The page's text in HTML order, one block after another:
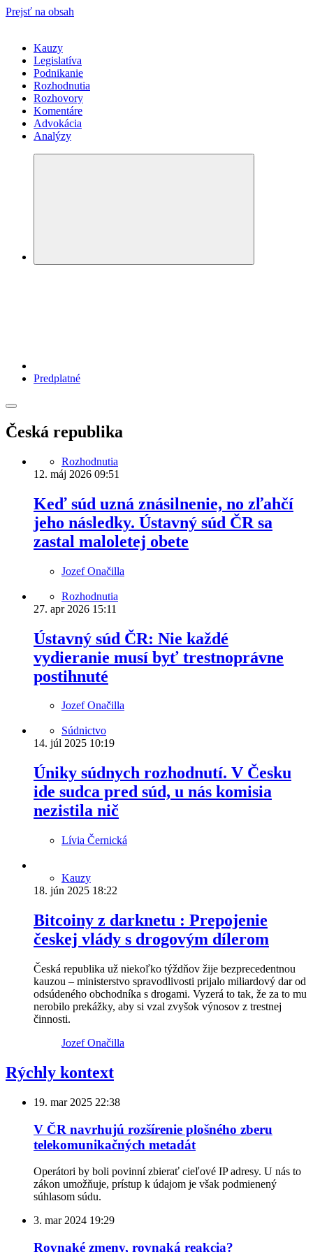
Prejsť na obsah
Kauzy
Legislatíva
Podnikanie
Rozhodnutia
Rozhovory
Komentáre
Advokácia
Analýzy
Predplatné
Česká republika
Rozhodnutia
12. máj 2026 09:51
Keď súd uzná znásilnenie, no zľahčí
jeho následky. Ústavný súd ČR sa
zastal maloletej obete
Jozef Onačilla
Rozhodnutia
27. apr 2026 15:11
Ústavný súd ČR: Nie každé
vydieranie musí byť trestnoprávne
postihnuté
Jozef Onačilla
Súdnictvo
14. júl 2025 10:19
Úniky súdnych rozhodnutí. V Česku
ide sudca pred súd, u nás komisia
nezistila nič
Lívia Černická
Kauzy
18. jún 2025 18:22
Bitcoiny z darknetu : Prepojenie
českej vlády s drogovým dílerom
Česká republika už niekoľko týždňov žije bezprecedentnou
kauzou – ministerstvo spravodlivosti prijalo miliardový dar od
odsúdeného obchodníka s drogami. Vyzerá to tak, že za to mu
nerobilo prekážky, aby si vzal zvyšok výnosov z trestnej
činnosti.
Jozef Onačilla
Rýchly kontext
19. mar 2025 22:38
V ČR navrhujú rozšírenie plošného zberu
telekomunikačných metadát
Operátori by boli povinní zbierať cieľové IP adresy. U nás to
zákon umožňuje, prístup k údajom je však podmienený
súhlasom súdu.
3. mar 2024 19:29
Rovnaké zmeny, rovnaká reakcia?